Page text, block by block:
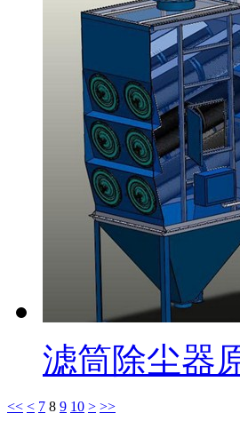
滤筒除尘器
<< < 7 8 9 10 > >>